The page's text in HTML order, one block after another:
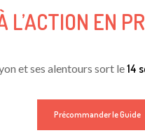
L’ACTION EN
et ses alentours sort le14
Précommander le Guide